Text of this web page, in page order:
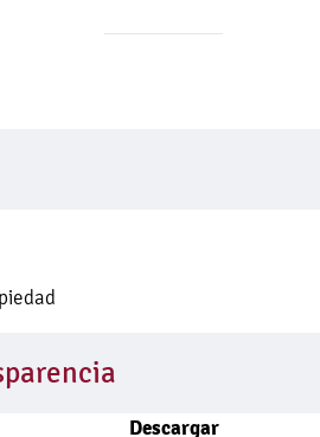
Descargar